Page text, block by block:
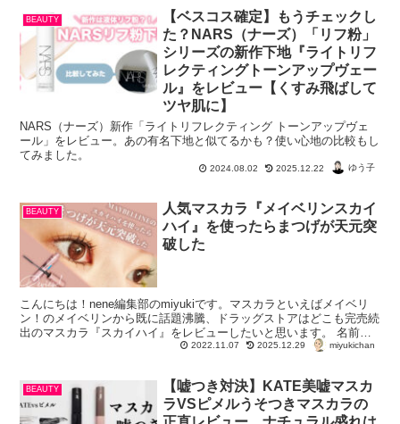
BEAUTY
【ベスコス確定】もうチェックし
た？NARS（ナーズ）「リフ粉」
シリーズの新作下地『ライトリフ
レクティングトーンアップヴェー
ル』をレビュー【くすみ飛ばして
ツヤ肌に】
NARS（ナーズ）新作「ライトリフレクティング トーンアップヴェ
ール」をレビュー。あの有名下地と似てるかも？使い心地の比較もし
てみました。
2024.08.02 2025.12.22 ゆう子
BEAUTY
人気マスカラ『メイベリンスカイ
ハイ』を使ったらまつげが天元突
破した
こんにちは！nene編集部のmiyukiです。マスカラといえばメイベリ
ン！のメイベリンから既に話題沸騰、ドラッグストアはどこも完売続
出のマスカラ『スカイハイ』をレビューしたいと思います。 名前の
通り空に向かってどんどん上向きになると...
2022.11.07 2025.12.29 miyukichan
BEAUTY
【嘘つき対決】KATE美嘘マスカ
ラVSピメルうそつきマスカラの